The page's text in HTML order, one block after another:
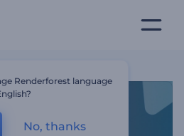
Renderforest language
No, thanks